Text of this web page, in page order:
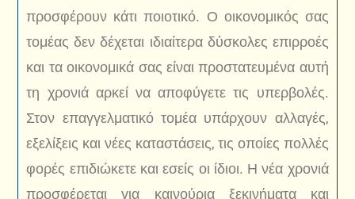
προσφέρουν κάτι ποιοτικό. Ο οικονομικός σας
τομέας δεν δέχεται ιδιαίτερα δύσκολες επιρροές
και τα οικονομικά σας είναι προστατευμένα αυτή
τη χρονιά αρκεί να αποφύγετε τις υπερβολές.
Στον επαγγελματικό τομέα υπάρχουν αλλαγές,
εξελίξεις και νέες καταστάσεις, τις οποίες πολλές
φορές επιδιώκετε και εσείς οι ίδιοι. Η νέα χρονιά
προσφέρεται για καινούρια ξεκινήματα και